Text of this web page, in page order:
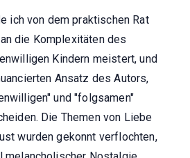
ich von dem praktischen Rat
die Komplexitäten des
Kindern meistert, und
Ansatz des Autors,
und "folgsamen"
Die Themen von Liebe
wurden gekonnt verflochten,